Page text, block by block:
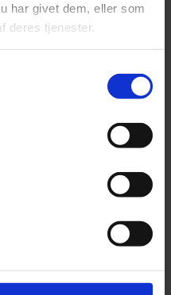
har givet dem, eller som
deres tjenester.